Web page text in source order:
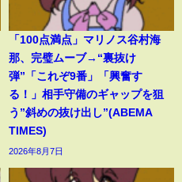
「100点満点」マリノス谷村海
那、完璧ムーブ→“裏抜け
弾”「これぞ9番」「興奮す
る！」相手守備のギャップを狙
う”斜めの抜け出し”(ABEMA
TIMES)
2026年8月7日